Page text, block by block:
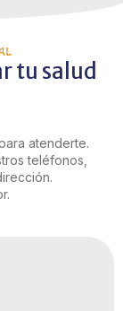
tu salud
atenderte.
teléfonos,